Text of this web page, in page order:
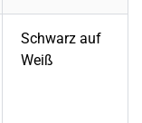
Schwarz auf
Weiß